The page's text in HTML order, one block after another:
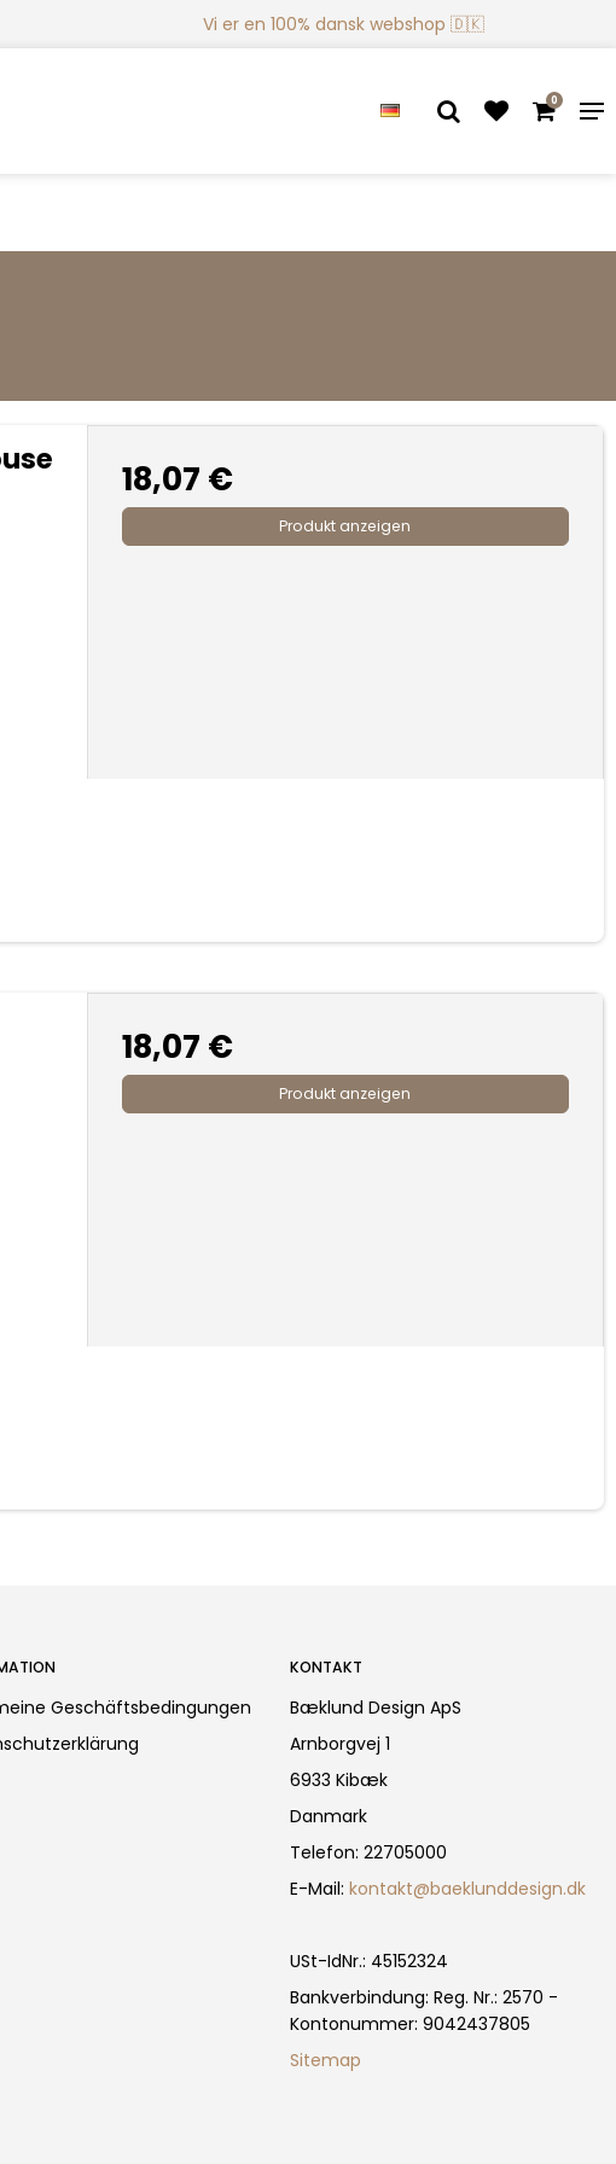
Vi er en 100% dansk webshop 🇩🇰
0
18,07 €
Produkt anzeigen
18,07 €
Produkt anzeigen
Geschäftsbedingungen
KONTAKT
Bæklund Design ApS
Arnborgvej 1
6933 Kibæk
Danmark
Telefon: 22705000
E-Mail: kontakt@baeklunddesign.dk
USt-IdNr.: 45152324
Bankverbindung: Reg. Nr.: 2570 -
Kontonummer: 9042437805
Sitemap